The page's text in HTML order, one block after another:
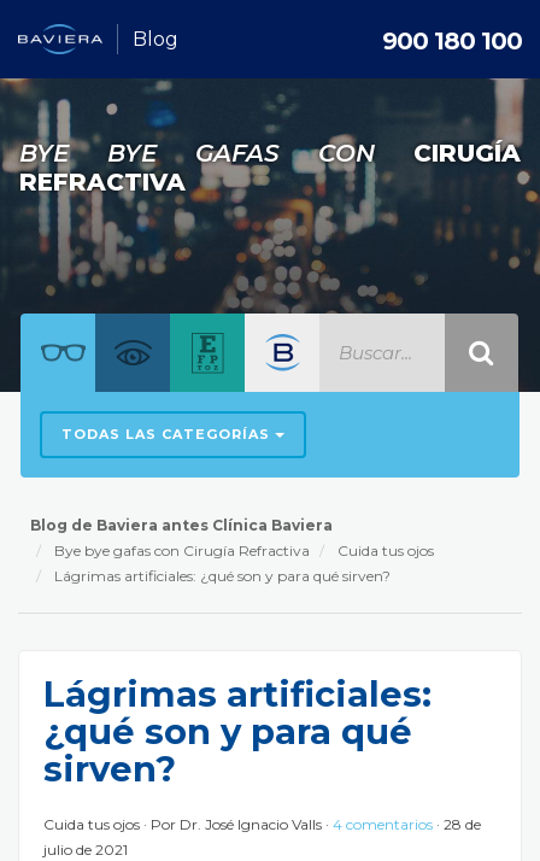
Blog 900 180 100
BYE BYE GAFAS CON CIRUGÍA
REFRACTIVA
TODAS LAS CATEGORÍAS
Blog de Baviera antes Clínica Baviera
Bye bye gafas con Cirugía Refractiva
Cuida tus ojos
Lágrimas artificiales: ¿qué son y para qué sirven?
Lágrimas artificiales:
¿qué son y para qué
sirven?
Cuida tus ojos Por Dr. José Ignacio Valls 4 comentarios 28 de
julio de 2021